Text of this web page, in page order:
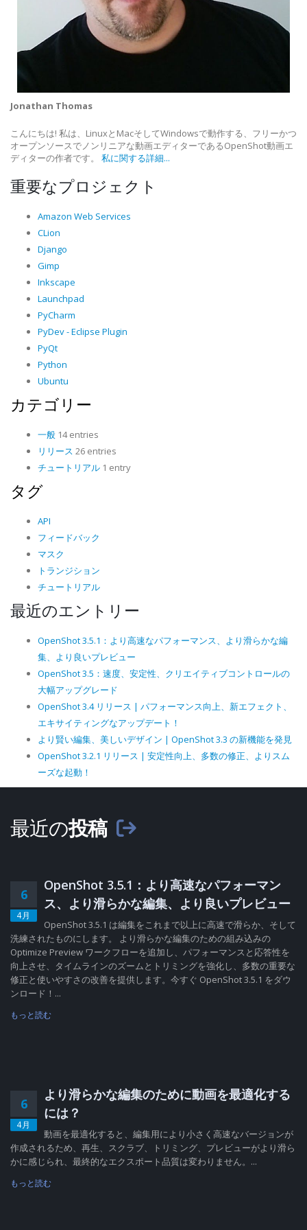
Jonathan Thomas
こんにちは! 私は、LinuxとMacそしてWindowsで動作する、フリーかつ
オープンソースでノンリニアな動画エディターであるOpenShot動画エ
ディターの作者です。 私に関する詳細...
重要なプロジェクト
Amazon Web Services
CLion
Django
Gimp
Inkscape
Launchpad
PyCharm
PyDev - Eclipse Plugin
PyQt
Python
Ubuntu
カテゴリー
一般 14 entries
リリース 26 entries
チュートリアル 1 entry
タグ
API
フィードバック
マスク
トランジション
チュートリアル
最近のエントリー
OpenShot 3.5.1：より高速なパフォーマンス、より滑らかな編
集、より良いプレビュー
OpenShot 3.5：速度、安定性、クリエイティブコントロールの
大幅アップグレード
OpenShot 3.4 リリース | パフォーマンス向上、新エフェクト、
エキサイティングなアップデート！
より賢い編集、美しいデザイン | OpenShot 3.3 の新機能を発見
OpenShot 3.2.1 リリース | 安定性向上、多数の修正、よりスム
ーズな起動！
最近の投稿
6
4月
OpenShot 3.5.1：より高速なパフォーマン
ス、より滑らかな編集、より良いプレビュー
OpenShot 3.5.1 は編集をこれまで以上に高速で滑らか、そして
洗練されたものにします。 より滑らかな編集のための組み込みの
Optimize Preview ワークフローを追加し、パフォーマンスと応答性を
向上させ、タイムラインのズームとトリミングを強化し、多数の重要な
修正と使いやすさの改善を提供します。今すぐ OpenShot 3.5.1 をダウ
ンロード！...
もっと読む
6
4月
より滑らかな編集のために動画を最適化する
には？
動画を最適化すると、編集用により小さく高速なバージョンが
作成されるため、再生、スクラブ、トリミング、プレビューがより滑ら
かに感じられ、最終的なエクスポート品質は変わりません。...
もっと読む